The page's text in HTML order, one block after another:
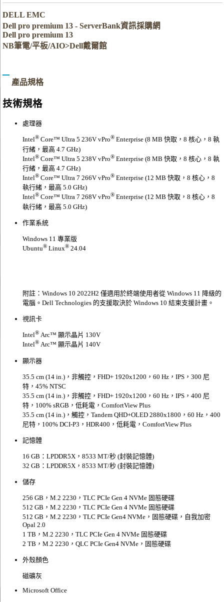
DELL EMC
Dell pro premium 13 - ServerBank資訊採購網
Dell pro premium 13
NB筆電/平板/AIO>Dell戴爾館
產品規格
技術規格
處理器
Intel® Core™ Ultra 5 236V vPro® Enterprise (8 MB 快取，8 核心，8 執
行緒，最高 4.7 GHz)
Intel® Core™ Ultra 5 238V vPro® Enterprise (8 MB 快取，8 核心，8 執
行緒，最高 4.7 GHz)
Intel® Core™ Ultra 7 266V vPro® Enterprise (12 MB 快取，8 核心，8
執行緒，最高 5.0 GHz)
Intel® Core™ Ultra 7 268V vPro® Enterprise (12 MB 快取，8 核心，8
執行緒，最高 5.0 GHz)
作業系統
Windows 11 專業版
Ubuntu® Linux® 24.04
附註：Windows 10 2022H2 僅適用於終端使用者從 Windows 11 降級的
電腦。Dell Technologies 的支援取決於 Windows 10 結束支援計畫。
視訊卡
Intel® Arc™ 顯示晶片 130V
Intel® Arc™ 顯示晶片 140V
顯示器
35.5 cm (14 in.)，非觸控，FHD+ 1920x1200，60 Hz，IPS，300 尼
特，45% NTSC
35.5 cm (14 in.)，非觸控，FHD+ 1920x1200，60 Hz，IPS，400 尼
特，100% sRGB，低耗電，ComfortView Plus
35.5 cm (14 in.)，觸控，Tandem QHD+OLED 2880x1800，60 Hz，400
尼特，100% DCI-P3，HDR400，低耗電，ComfortView Plus
記憶體
16 GB：LPDDR5X，8533 MT/秒 (封裝記憶體)
32 GB：LPDDR5X，8533 MT/秒 (封裝記憶體)
儲存
256 GB，M.2 2230，TLC PCIe Gen 4 NVMe 固態硬碟
512 GB，M.2 2230，TLC PCIe Gen 4 NVMe 固態硬碟
512 GB，M.2 2230，TLC PCIe Gen4 NVMe，固態硬碟，自我加密
Opal 2.0
1 TB，M.2 2230，TLC PCIe Gen 4 NVMe 固態硬碟
2 TB，M.2 2230，QLC PCIe Gen4 NVMe，固態硬碟
外殼顏色
磁礦灰
Microsoft Office